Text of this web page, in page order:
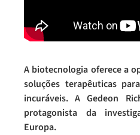
FAMA
A biotecnologia oferece a
soluções terapêuticas
incuráveis. A Gedeon
protagonista da
Europa.